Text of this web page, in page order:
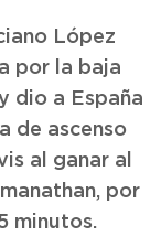
López
por la baja
dio a España
de ascenso
al ganar al
por
minutos.